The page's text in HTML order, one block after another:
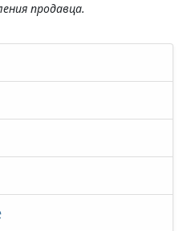
продавца.